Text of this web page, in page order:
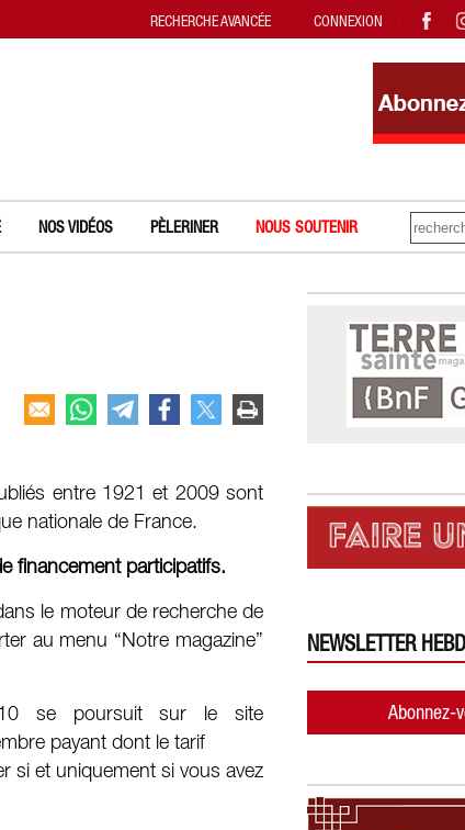
NOS VIDÉOS PÈLERINER NOUS SOUTENIR
entre 1921 et 2009 sont
nationale de France.
financement participatifs.
le moteur de recherche de
au menu “Notre magazine”
se poursuit sur le site
payant dont le tarif
si et uniquement si vous avez
NEWSLETTER
Abonnez-
RECHERCHE AVANCÉE CONNEXION